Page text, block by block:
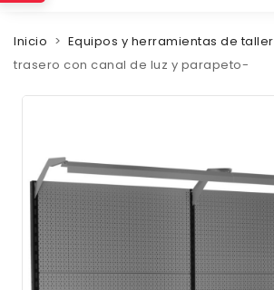
Inicio Equipos y herramientas de taller
trasero con canal de luz y parapeto-